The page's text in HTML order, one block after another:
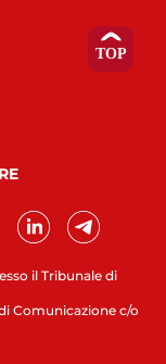
il Tribunale di
Comunicazione c/o